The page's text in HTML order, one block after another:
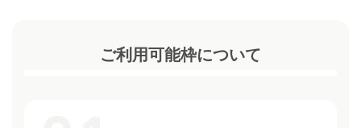
ご利用可能枠について